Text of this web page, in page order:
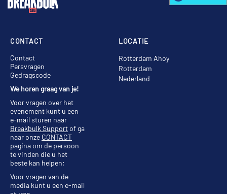
LOCATIE
Rotterdam Ahoy
Rotterdam
Nederland
CONTACT
Contact
Persvragen
Gedragscode
We horen graag van je!
Voor vragen over het
evenement kunt u een
e-mail sturen naar
Breakbulk Supportof ga
naar onze CONTACT
pagina om de persoon
te vinden die u het
beste kan helpen;
Voor vragen van de
media kunt u een e-mail